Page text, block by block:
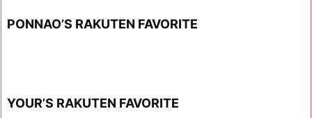
PONNAO’S RAKUTEN FAVORITE
YOUR’S RAKUTEN FAVORITE